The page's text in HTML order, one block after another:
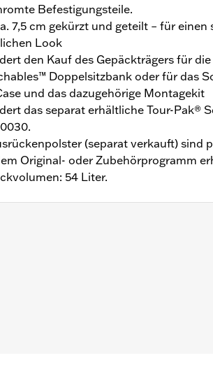
Befestigungsteile.
7,5 cm gekürzt und geteilt – für einen
Look
den Kauf des Gepäckträgers für
Doppelsitzbank oder für das
und das dazugehörige Montagekit
das separat erhältliche Tour-Pak®
(separat verkauft) sind
Original- oder Zubehörprogramm
54 Liter.
oder Solo Tour-Pak® Träger